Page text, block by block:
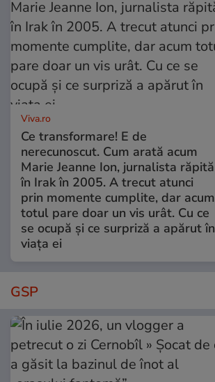
Viva.ro
Ce transformare! E de
nerecunoscut. Cum arată acum
Marie Jeanne Ion, jurnalista răpită
în Irak în 2005. A trecut atunci
prin momente cumplite, dar acum
totul pare doar un vis urât. Cu ce
se ocupă și ce surpriză a apărut în
viața ei
GSP